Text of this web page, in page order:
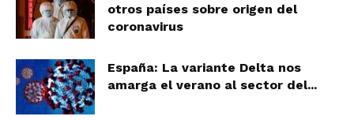
otros países sobre origen del
coronavirus
España: La variante Delta nos
amarga el verano al sector del...